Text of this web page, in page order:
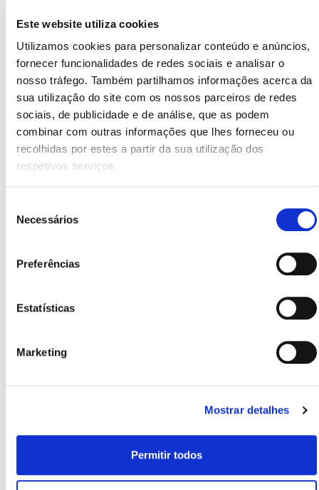
Este website utiliza cookies
Utilizamos cookies para personalizar conteúdo e anúncios,
fornecer funcionalidades de redes sociais e analisar o
nosso tráfego. Também partilhamos informações acerca da
sua utilização do site com os nossos parceiros de redes
sociais, de publicidade e de análise, que as podem
combinar com outras informações que lhes forneceu ou
recolhidas por estes a partir da sua utilização dos
respetivos serviços.
Necessários
Preferências
Estatísticas
Marketing
Mostrar detalhes
Permitir todos
separação.
Neste sentido, é muito típico que, quando nos sentimos
derrotados e vemos que o nosso ex está a lidar melhor
com a situação, nos dirijamos a ele com censuras e
desabafos de culpa e vitimização, perguntando-lhe se já
conheceu outra pessoa ou se já está a viver a sua vida
Como já dissemos, isto só trará mais danos para ambos e
6. Nunca compares o seu ex com
o teu par atual
Ser um bom ex é quase tão importante como ser um bom
namorado(a) e outra coisa que deves ter em mente é que,
ao começar uma nova relação, não deves comparar o teu
ex-namorado(a) com o teu novo par e muito menos falar
mal dele(a) ao teu novo par.